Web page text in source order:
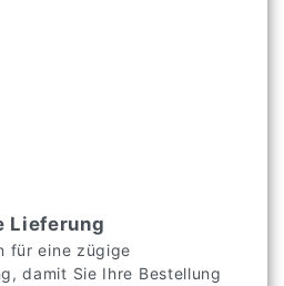
Lieferung
für eine zügige
damit Sie Ihre Bestellung